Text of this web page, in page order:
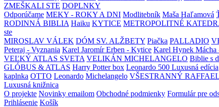
ZMEŠKALI STE DOPLNKY
Odporúčame MEKY - ROKY A DNI Modlitebník Maša Haľamová
RODINNÁ BIBLIA Haiku KYTICE METROPOLITNÉ
ste
MIROSLAV VÁLEK DÓM SV. ALŽBETY Piačka PALLADIO
Peteraj - Vyznania Karel Jaromír Erben - Kytice Karel Hynek Mácha
VEĽKÝ ATLAS SVETA VELIKÁN MICHELANGELO Biblie s
GLÓBUS & ATLAS Harry Potter box Leonardo 500 Luxusná edícia
kaplnka OTTO Leonardo Michelangelo VŠESTRANNÝ
Luxusná knižnica
O projekte Novinky emailom Obchodné podmienky Formulár pre
Prihlásenie Košík